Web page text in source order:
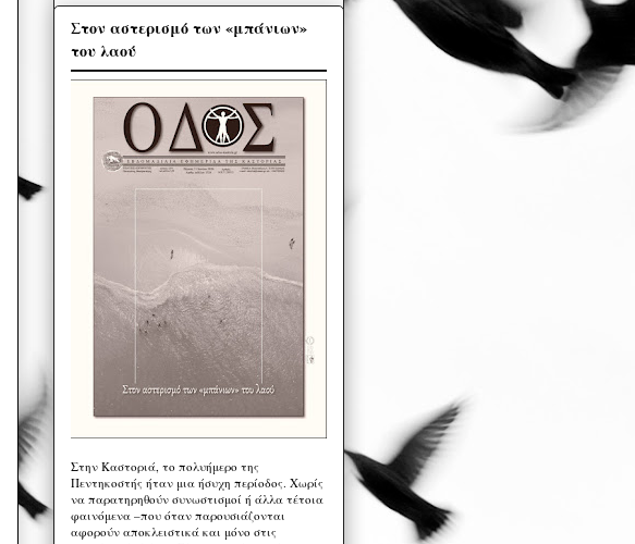
Στον αστερισμό των «μπάνιων»
του λαού
Στην Καστοριά, το πολυήμερο της
Πεντηκοστής ήταν μια ήσυχη περίοδος. Χωρίς
να παρατηρηθούν συνωστισμοί ή άλλα τέτοια
φαινόμενα –που όταν παρουσιάζονται
αφορούν αποκλειστικά και μόνο στις